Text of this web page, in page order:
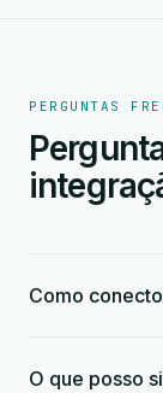
PERGUNTAS
Como
O que posso